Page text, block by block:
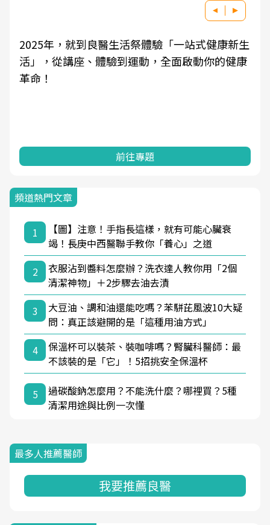
2025年，就到良醫生活祭體驗「一站式健康新生
活」，從講座、體驗到運動，全面啟動你的健康
革命！
前往專題
頻道熱門文章
1
【圖】注意！手指長這樣，就有可能心臟衰
竭！長庚中西醫聯手教你「養心」之道
2
衣服沾到醬料怎麼辦？洗衣達人教你用「2個
清潔神物」＋2步驟去油去漬
3
大豆油、調和油還能吃嗎？苯駢芘風波10大疑
問：真正該避開的是「這種用油方式」
4
保溫杯可以裝茶、裝咖啡嗎？腎臟科醫師：最
不該裝的是「它」！5招挑安全保溫杯
5
過碳酸鈉怎麼用？不能洗什麼？哪裡買？5種
清潔用途與比例一次懂
最多人推薦醫師
我要推薦良醫